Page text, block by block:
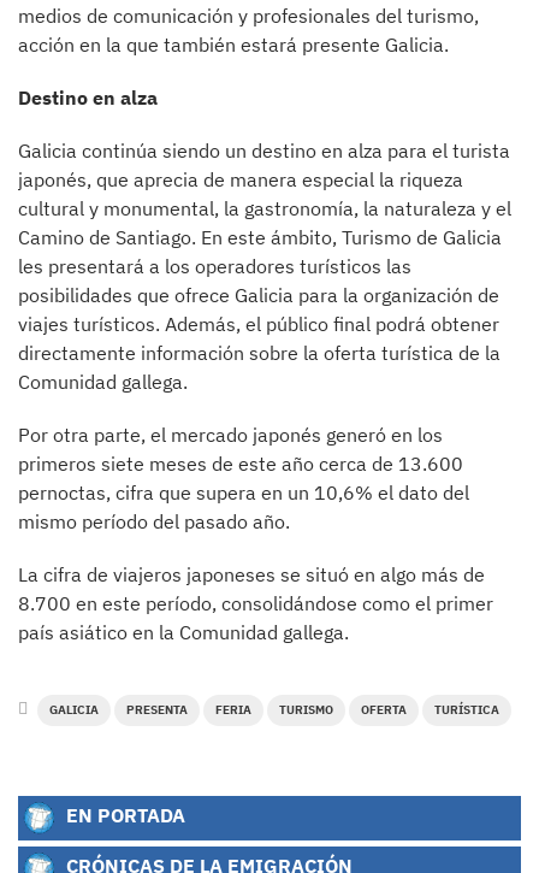
medios de comunicación y profesionales del turismo,
acción en la que también estará presente Galicia.
Destino en alza
Galicia continúa siendo un destino en alza para el turista
japonés, que aprecia de manera especial la riqueza
cultural y monumental, la gastronomía, la naturaleza y el
Camino de Santiago. En este ámbito, Turismo de Galicia
les presentará a los operadores turísticos las
posibilidades que ofrece Galicia para la organización de
viajes turísticos. Además, el público final podrá obtener
directamente información sobre la oferta turística de la
Comunidad gallega.
Por otra parte, el mercado japonés generó en los
primeros siete meses de este año cerca de 13.600
pernoctas, cifra que supera en un 10,6% el dato del
mismo período del pasado año.
La cifra de viajeros japoneses se situó en algo más de
8.700 en este período, consolidándose como el primer
país asiático en la Comunidad gallega.
GALICIA PRESENTA FERIA TURISMO OFERTA TURÍSTICA
EN PORTADA
CRÓNICAS DE LA EMIGRACIÓN